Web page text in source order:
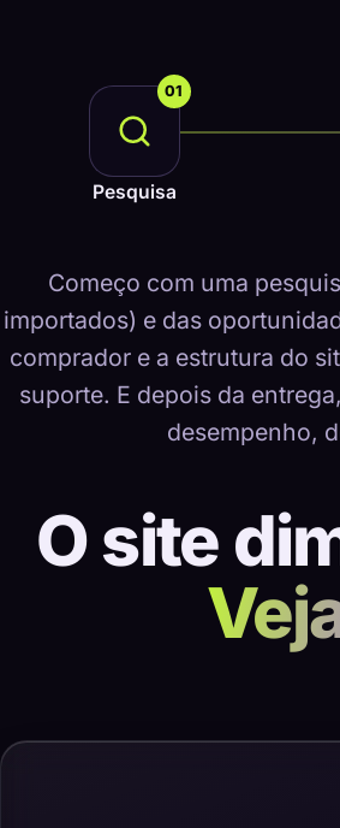
01
Pesquisa
Começo com uma
importados) e das
comprador e a estrutura do
suporte. E depois da
desempenho,
O site